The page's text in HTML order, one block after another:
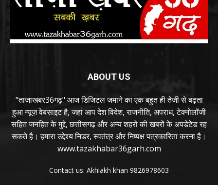
ABOUT US
"ताजाखबर36गढ़" आज डिजिटल जमाने का एक बहुत ही तेजी से बढ़ता
हुआ न्यूज़ वेबसाइट है, जहां आप देश विदेश, राजनीति, अपराध, टेक्नोलॉजी
सहित जनहित के मुद्दे, छत्तीसगढ़ और अन्य शहरों की खबरों के अपडेटेड रह
सकते है। हमारा उद्देश्य निडर, स्वतंत्र और निष्पक्ष पत्रकारिता करना है।
www.tazakhabar36garh.com
Contact us: Akhlakh khan 9826978603